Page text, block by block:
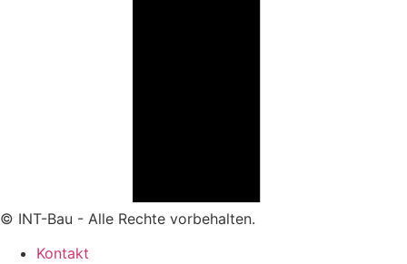
© INT-Bau - Alle Rechte vorbehalten.
Kontakt